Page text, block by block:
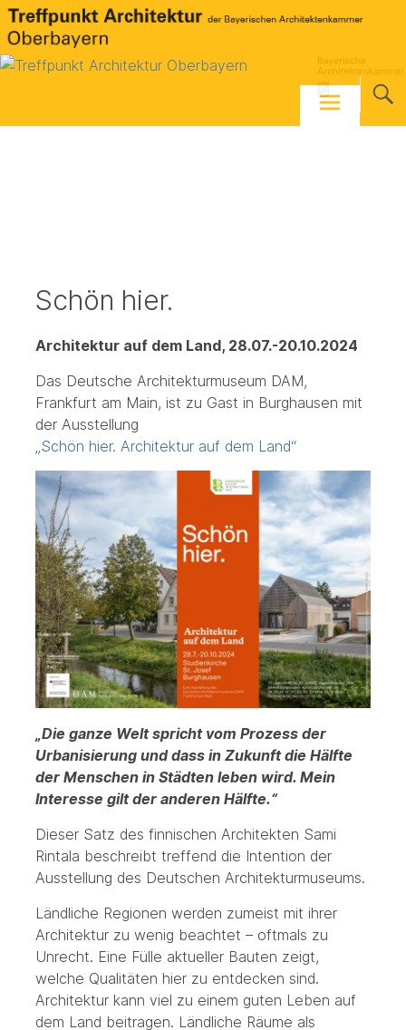
Skip
to
content
Schön hier.
Architektur auf dem Land, 28.07.-20.10.2024
Das Deutsche Architekturmuseum DAM,
Frankfurt am Main, ist zu Gast in Burghausen mit
der Ausstellung
„Schön hier. Architektur auf dem Land“
„Die ganze Welt spricht vom Prozess der
Urbanisierung und dass in Zukunft die Hälfte
der Menschen in Städten leben wird. Mein
Interesse gilt der anderen Hälfte.“
Dieser Satz des finnischen Architekten Sami
Rintala beschreibt treffend die Intention der
Ausstellung des Deutschen Architekturmuseums.
Ländliche Regionen werden zumeist mit ihrer
Architektur zu wenig beachtet – oftmals zu
Unrecht. Eine Fülle aktueller Bauten zeigt,
welche Qualitäten hier zu entdecken sind.
Architektur kann viel zu einem guten Leben auf
dem Land beitragen. Ländliche Räume als